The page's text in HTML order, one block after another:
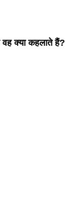
वह क्या कहलाते हैं?